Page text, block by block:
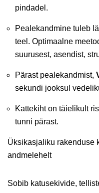
pindadel.
Pealekandmine tuleb
teel. Optimaalne
suurusest, asendist,
Pärast pealekandmist,
sekundi jooksul
Kattekiht on täielikult
tunni pärast.
Üksikasjaliku rakenduse
andmelehelt
Sobib katusekivide,